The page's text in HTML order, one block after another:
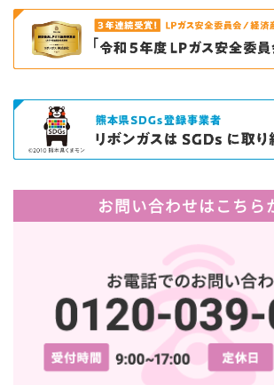
お問い合わせはこちら